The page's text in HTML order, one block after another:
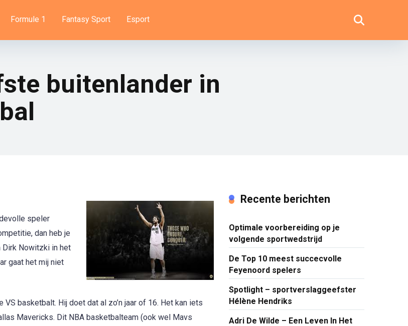
Formule 1 Fantasy Sport Esport
buitenlander in
speler
dan heb je
Dirk Nowitzki in het
gaat het mij niet
basketbalt. Hij doet dat al zo’n jaar of 16. Het kan iets
Mavericks. Dit NBA basketbalteam (ook wel Mavs
Recente berichten
Optimale voorbereiding op je
volgende sportwedstrijd
De Top 10 meest succecvolle
Feyenoord spelers
Spotlight – sportverslaggeefster
Hélène Hendriks
Adri De Wilde – Een Leven In Het